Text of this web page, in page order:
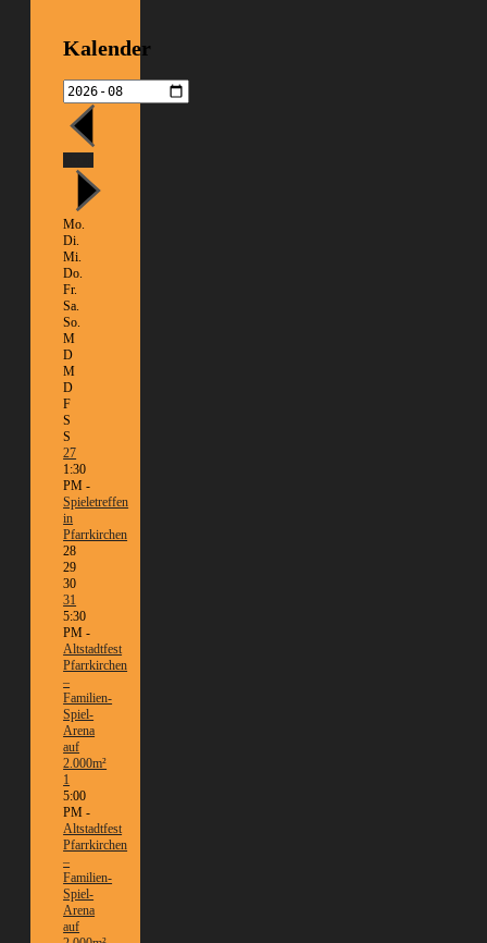
Kalender
Mo.
Di.
Mi.
Do.
Fr.
Sa.
So.
M
D
M
D
F
S
S
27
1:30
PM -
Spieletreffen
in
Pfarrkirchen
28
29
30
31
5:30
PM -
Altstadtfest
Pfarrkirchen
–
Familien-
Spiel-
Arena
auf
2.000m²
1
5:00
PM -
Altstadtfest
Pfarrkirchen
–
Familien-
Spiel-
Arena
auf